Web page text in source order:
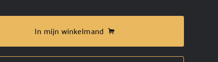
In mijn winkelmand